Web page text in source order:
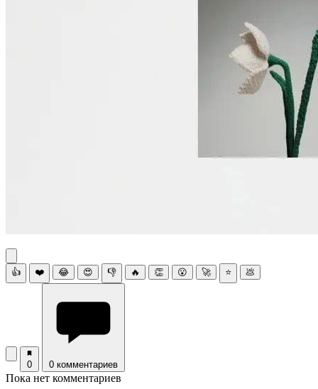
👍 ❤️ 😂 😍 👎 🔥 👏 😮 🚀 ⭐ 💩
0 0 комментариев
Пока нет комментариев